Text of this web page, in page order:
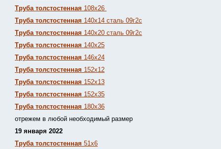
Труба толстостенная 108х26
Труба толстостенная 140х14 сталь 09г2с
Труба толстостенная 140х20 сталь 09г2с
Труба толстостенная 140х25
Труба толстостенная 146х24
Труба толстостенная 152х12
Труба толстостенная 152х13
Труба толстостенная 152х35
Труба толстостенная 180х36
отрежем в любой необходимый размер
19 января 2022
Труба толстостенная 51х6